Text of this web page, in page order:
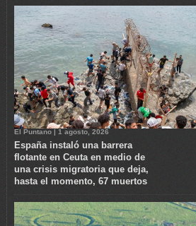
El Puntano | 1 agosto, 2026
España instaló una barrera
flotante en Ceuta en medio de
una crisis migratoria que deja,
hasta el momento, 67 muertos